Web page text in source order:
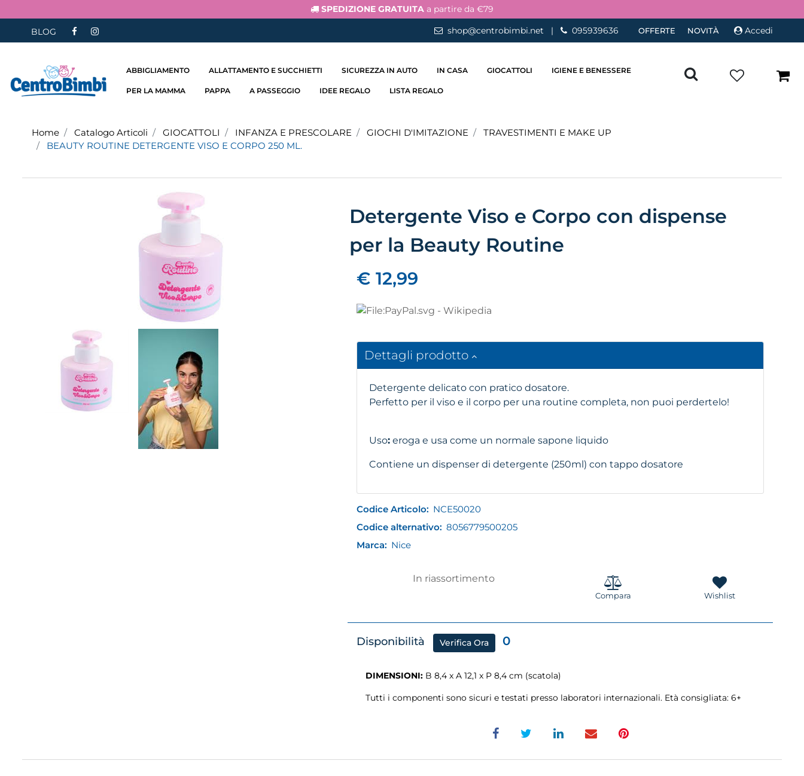
SPEDIZIONE GRATUITA a partire da €79
BLOG shop@centrobimbi.net | 095939636 OFFERTE NOVITÀ Accedi
ABBIGLIAMENTO ALLATTAMENTO E SUCCHIETTI SICUREZZA IN AUTO IN CASA GIOCATTOLI IGIENE E BENESSERE
PER LA MAMMA PAPPA A PASSEGGIO IDEE REGALO LISTA REGALO
Home Catalogo Articoli GIOCATTOLI INFANZA E PRESCOLARE GIOCHI D'IMITAZIONE
TRAVESTIMENTI E MAKE UP
BEAUTY ROUTINE DETERGENTE VISO E CORPO 250 ML.
Detergente Viso e Corpo con dispense
per la Beauty Routine
€ 12,99
Dettagli prodotto
Detergente delicato con pratico dosatore.
Perfetto per il viso e il corpo per una routine completa, non puoi perdertelo!
Uso: eroga e usa come un normale sapone liquido
Contiene un dispenser di detergente (250ml) con tappo dosatore
Codice Articolo: NCE50020
Codice alternativo: 8056779500205
Marca: Nice
In riassortimento
Compara Wishlist
Disponibilità Verifica Ora 0
DIMENSIONI: B 8,4 x A 12,1 x P 8,4 cm (scatola)
Tutti i componenti sono sicuri e testati presso laboratori internazionali. Età consigliata: 6+